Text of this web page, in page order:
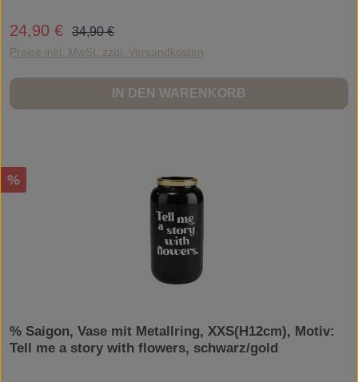
Verkaufspreis:
24,90 € Regulärer Preis:
34,90 €
Preise inkl. MwSt. zzgl. Versandkosten
IN DEN WARENKORB
Rabatt
%
% Saigon, Vase mit Metallring, XXS(H12cm), Motiv:
Tell me a story with flowers, schwarz/gold